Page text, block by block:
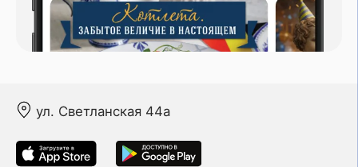
ул. Светланская 44а